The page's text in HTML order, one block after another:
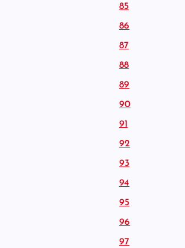
85
86
87
88
89
90
91
92
93
94
95
96
97